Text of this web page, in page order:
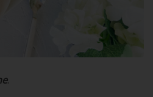
.